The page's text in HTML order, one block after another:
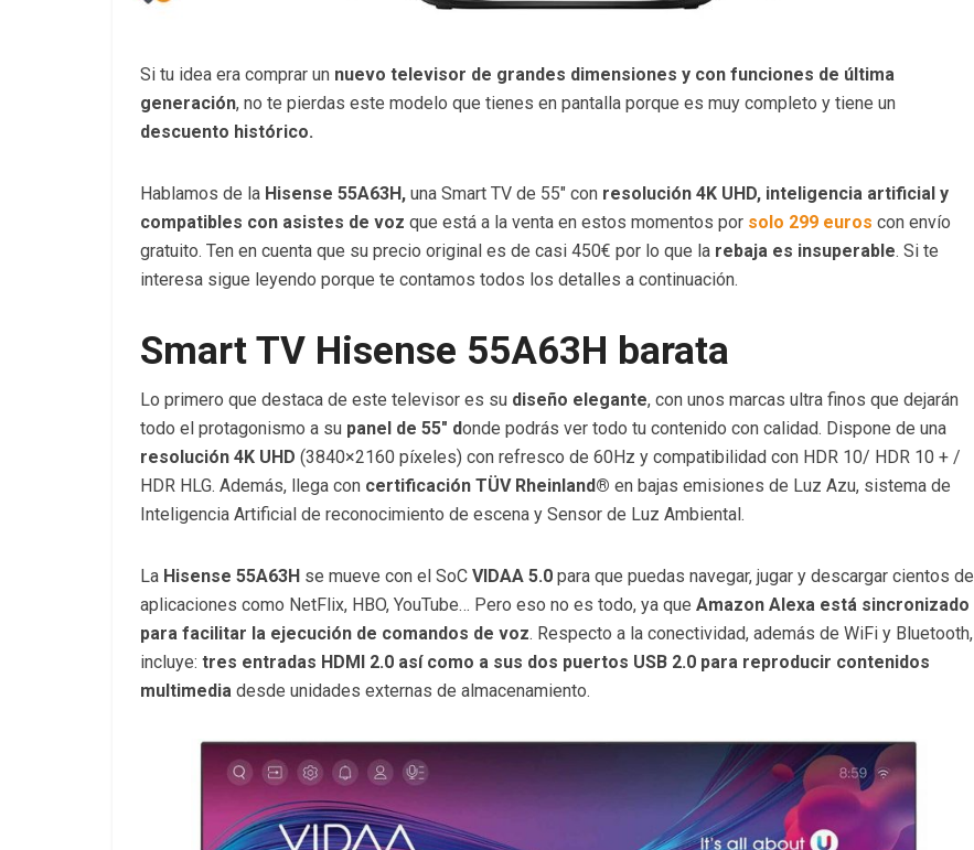
Si tu idea era comprar un nuevo televisor de grandes dimensiones y con funciones de última
generación, no te pierdas este modelo que tienes en pantalla porque es muy completo y tiene un
descuento histórico.
Hablamos de la Hisense 55A63H, una Smart TV de 55″ con resolución 4K UHD, inteligencia artificial y
compatibles con asistes de voz que está a la venta en estos momentos por solo 299 euros con envío
gratuito. Ten en cuenta que su precio original es de casi 450€ por lo que la rebaja es insuperable. Si te
interesa sigue leyendo porque te contamos todos los detalles a continuación.
Smart TV Hisense 55A63H barata
Lo primero que destaca de este televisor es su diseño elegante, con unos marcas ultra finos que dejarán
todo el protagonismo a su panel de 55″ donde podrás ver todo tu contenido con calidad. Dispone de una
resolución 4K UHD (3840×2160 píxeles) con refresco de 60Hz y compatibilidad con HDR 10/ HDR 10 + /
HDR HLG. Además, llega con certificación TÜV Rheinland® en bajas emisiones de Luz Azu, sistema de
Inteligencia Artificial de reconocimiento de escena y Sensor de Luz Ambiental.
La Hisense 55A63H se mueve con el SoC VIDAA 5.0 para que puedas navegar, jugar y descargar cientos de
aplicaciones como NetFlix, HBO, YouTube… Pero eso no es todo, ya que Amazon Alexa está sincronizado
para facilitar la ejecución de comandos de voz. Respecto a la conectividad, además de WiFi y Bluetooth,
incluye: tres entradas HDMI 2.0 así como a sus dos puertos USB 2.0 para reproducir contenidos
multimedia desde unidades externas de almacenamiento.